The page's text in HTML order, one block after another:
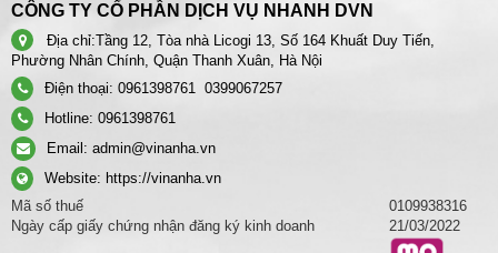
CÔNG TY CỔ PHẦN DỊCH VỤ NHANH DVN
Địa chỉ:Tầng 12, Tòa nhà Licogi 13, Số 164 Khuất Duy Tiến,
Phường Nhân Chính, Quận Thanh Xuân, Hà Nội
Điện thoại: 0961398761 0399067257
Hotline: 0961398761
Email: admin@vinanha.vn
Website: https://vinanha.vn
Mã số thuế
0109938316
Ngày cấp giấy chứng nhận đăng ký kinh doanh
21/03/2022